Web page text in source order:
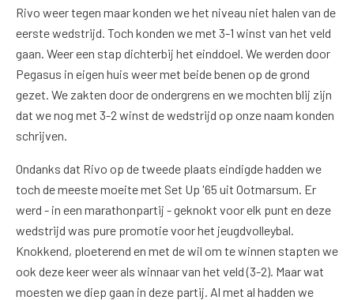
Rivo weer tegen maar konden we het niveau niet halen van de
eerste wedstrijd. Toch konden we met 3-1 winst van het veld
gaan. Weer een stap dichterbij het einddoel. We werden door
Pegasus in eigen huis weer met beide benen op de grond
gezet. We zakten door de ondergrens en we mochten blij zijn
dat we nog met 3-2 winst de wedstrijd op onze naam konden
schrijven.
Ondanks dat Rivo op de tweede plaats eindigde hadden we
toch de meeste moeite met Set Up '65 uit Ootmarsum. Er
werd - in een marathonpartij - geknokt voor elk punt en deze
wedstrijd was pure promotie voor het jeugdvolleybal.
Knokkend, ploeterend en met de wil om te winnen stapten we
ook deze keer weer als winnaar van het veld (3-2). Maar wat
moesten we diep gaan in deze partij. Al met al hadden we